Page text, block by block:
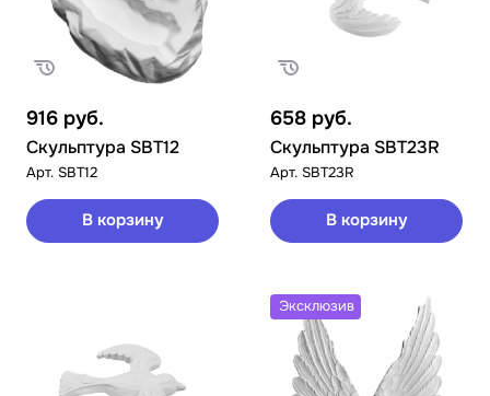
916 руб.
Скульптура SBT12
Арт. SBT12
В корзину
658 руб.
Скульптура SBT23R
Арт. SBT23R
В корзину
Эксклюзив